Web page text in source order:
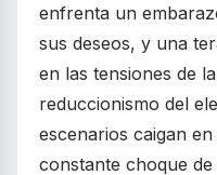
enfrenta un
sus deseos, y una
en las tensiones de
reduccionismo del
escenarios caigan
constante choque